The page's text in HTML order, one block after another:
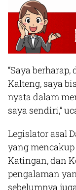
“Saya
Kalteng, saya
nyata dalam
saya sendiri,”
Legislator asal
yang
Katingan, dan
pengalaman
sebelumnya